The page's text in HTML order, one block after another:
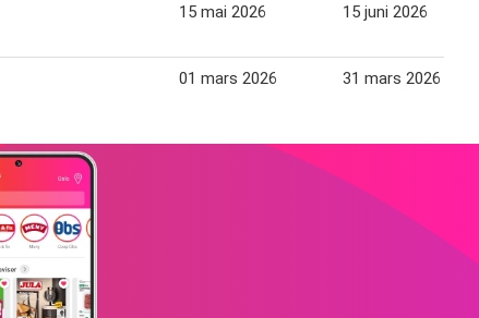
15 mai 2026 15 juni 2026
01 mars 2026 31 mars 2026